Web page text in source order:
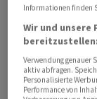
Ursprünglich
zwischen
einzustellen.
des
Informationen finden
Wir und
bereitzustellen:
Verwendung
aktiv abfragen.
Personalisierte
Performance von